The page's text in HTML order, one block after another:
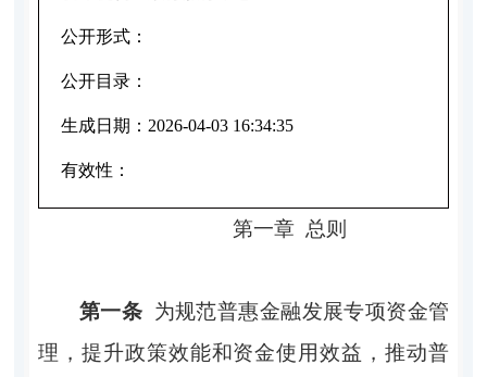
公开形式：
公开目录：
生成日期： 2026-04-03 16:34:35
有效性：
第一章 总则
第一条 为规范普惠金融发展专项资金管
理，提升政策效能和资金使用效益，推动普